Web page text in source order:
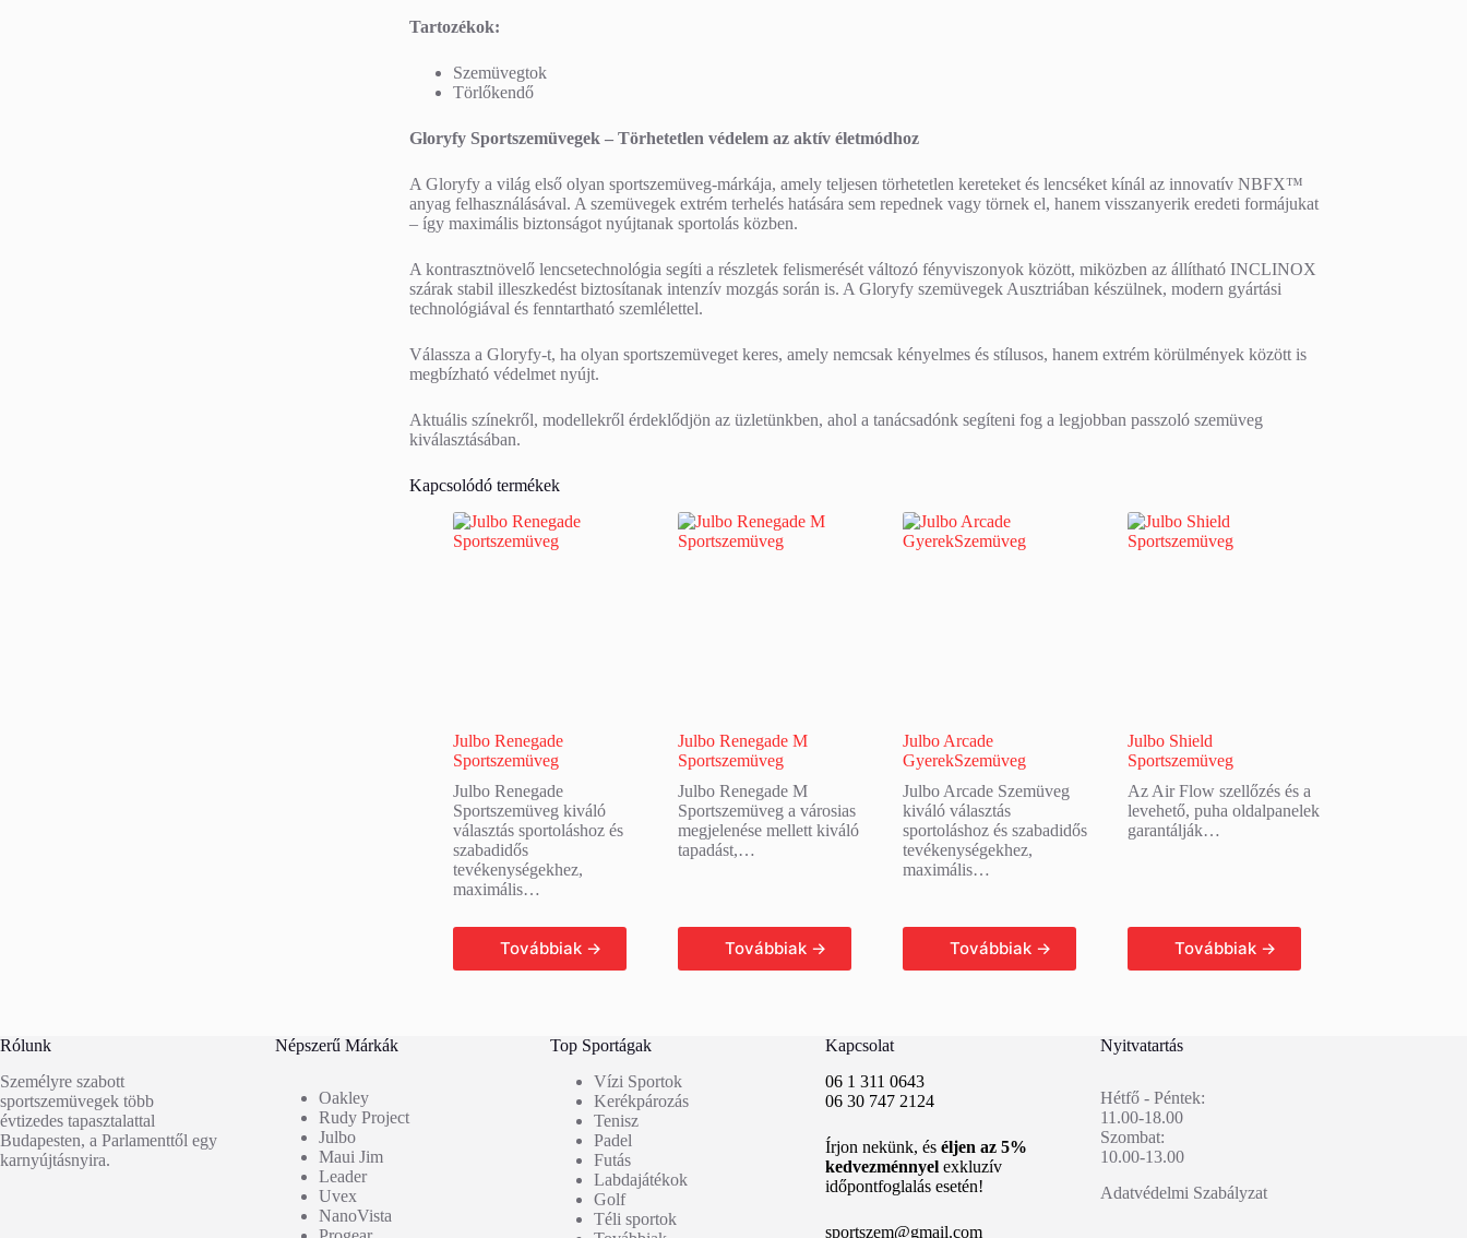
Tartozékok:
Szemüvegtok
Törlőkendő
Gloryfy Sportszemüvegek – Törhetetlen védelem az aktív életmódhoz
A Gloryfy a világ első olyan sportszemüveg-márkája, amely teljesen törhetetlen kereteket és lencséket kínál az innovatív NBFX™
anyag felhasználásával. A szemüvegek extrém terhelés hatására sem repednek vagy törnek el, hanem visszanyerik eredeti formájukat
– így maximális biztonságot nyújtanak sportolás közben.
A kontrasztnövelő lencsetechnológia segíti a részletek felismerését változó fényviszonyok között, miközben az állítható INCLINOX
szárak stabil illeszkedést biztosítanak intenzív mozgás során is. A Gloryfy szemüvegek Ausztriában készülnek, modern gyártási
technológiával és fenntartható szemlélettel.
Válassza a Gloryfy-t, ha olyan sportszemüveget keres, amely nemcsak kényelmes és stílusos, hanem extrém körülmények között is
megbízható védelmet nyújt.
Aktuális színekről, modellekről érdeklődjön az üzletünkben, ahol a tanácsadónk segíteni fog a legjobban passzoló szemüveg
kiválasztásában.
Kapcsolódó termékek
Julbo Renegade
Sportszemüveg
Julbo Renegade
Sportszemüveg kiváló
választás sportoláshoz és
szabadidős
tevékenységekhez,
maximális…
Tovább olvasom
Julbo Renegade M
Sportszemüveg
Julbo Renegade M
Sportszemüveg a városias
megjelenése mellett kiváló
tapadást,…
Tovább olvasom
Julbo Arcade
GyerekSzemüveg
Julbo Arcade Szemüveg
kiváló választás
sportoláshoz és szabadidős
tevékenységekhez,
maximális…
Tovább olvasom
Julbo Shield
Sportszemüveg
Az Air Flow szellőzés és a
levehető, puha oldalpanelek
garantálják…
Tovább olvasom
Rólunk
Személyre szabott
sportszemüvegek több
évtizedes tapasztalattal
Budapesten, a Parlamenttől egy
karnyújtásnyira.
Népszerű Márkák
Oakley
Rudy Project
Julbo
Maui Jim
Leader
Uvex
NanoVista
Top Sportágak
Vízi Sportok
Kerékpározás
Tenisz
Padel
Futás
Labdajátékok
Golf
Téli sportok
Kapcsolat
06 1 311 0643
06 30 747 2124
Írjon nekünk, és éljen az 5%
kedvezménnyel exkluzív
időpontfoglalás esetén!
sportszem@gmail.com
Nyitvatartás
Hétfő - Péntek:
11.00-18.00
Szombat:
10.00-13.00
Adatvédelmi Szabályzat